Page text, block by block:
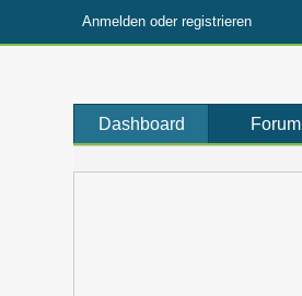
Anmelden oder registrieren
Dashboard Forum